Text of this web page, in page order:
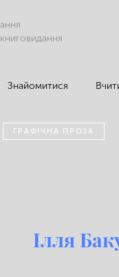
Знайомитися
ГРАФІЧНА ПРОЗА
Ілля